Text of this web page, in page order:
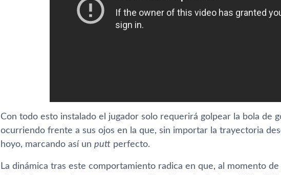
Con todo esto instalado el jugador solo requerirá golpear la bola de
ocurriendo frente a sus ojos en la que, sin importar la trayectoria
hoyo, marcando así un putt perfecto.
La dinámica tras este comportamiento radica en que, al momento